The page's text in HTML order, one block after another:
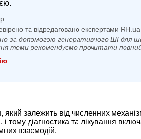
та відредаговано експертами RH.ua
за допомогою генеративного ШІ для
теми рекомендуємо прочитати
який залежить від численних
тому діагностика та лікування
взаємодій.